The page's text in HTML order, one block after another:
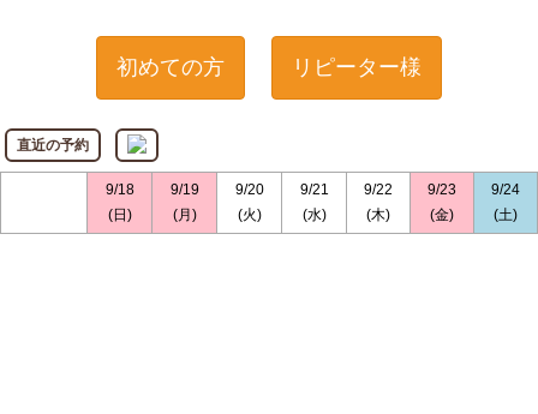
初めての方 リピーター様
直近の予約
9/18
(日)
9/19
(月)
9/20
(火)
9/21
(水)
9/22
(木)
9/23
(金)
9/24
(土)